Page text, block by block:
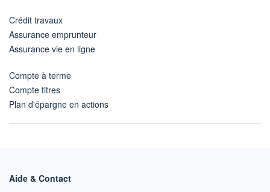
Crédit travaux
Assurance emprunteur
Assurance vie en ligne
Compte à terme
Compte titres
Plan d'épargne en actions
Aide & Contact